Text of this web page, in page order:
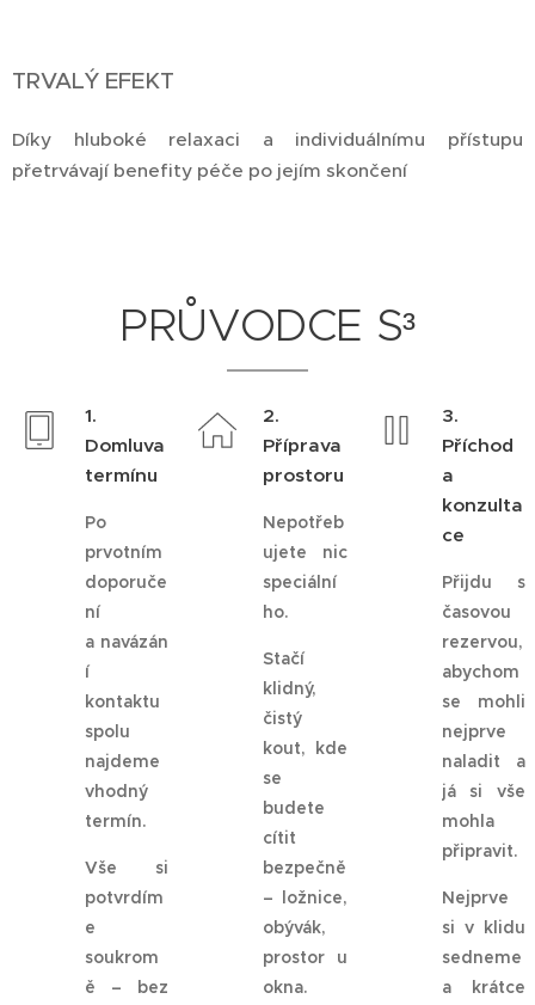
TRVALÝ EFEKT
Díky hluboké relaxaci a individuálnímu přístupu
přetrvávají benefity péče po jejím skončení
PRŮVODCE S³
1.
Domluva
termínu
Po
prvotním
doporuče
ní
a navázán
í
kontaktu
spolu
najdeme
vhodný
termín.
Vše si
potvrdím
e
soukrom
ě – bez
2.
Příprava
prostoru
Nepotřeb
ujete nic
speciální
ho.
Stačí
klidný,
čistý
kout, kde
se
budete
cítit
bezpečně
– ložnice,
obývák,
prostor u
okna.
3.
Příchod
a
konzulta
ce
Přijdu s
časovou
rezervou,
abychom
se mohli
nejprve
naladit a
já si vše
mohla
připravit.
Nejprve
si v klidu
sedneme
a krátce